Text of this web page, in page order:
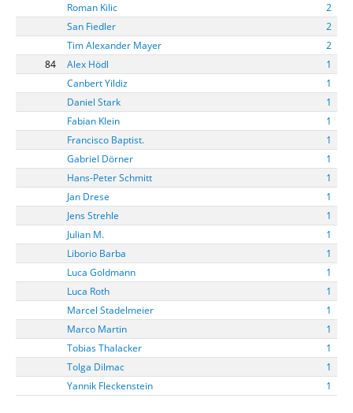
Roman Kilic
2
San Fiedler
2
Tim Alexander Mayer
2
84
Alex Hödl
1
Canbert Yildiz
1
Daniel Stark
1
Fabian Klein
1
Francisco Baptist.
1
Gabriel Dörner
1
Hans-Peter Schmitt
1
Jan Drese
1
Jens Strehle
1
Julian M.
1
Liborio Barba
1
Luca Goldmann
1
Luca Roth
1
Marcel Stadelmeier
1
Marco Martin
1
Tobias Thalacker
1
Tolga Dilmac
1
Yannik Fleckenstein
1